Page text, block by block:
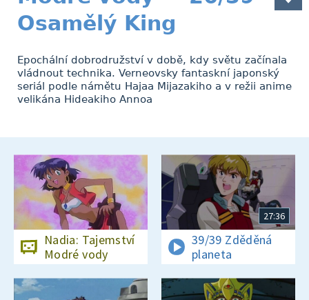
Osamělý King
Epochální dobrodružství v době, kdy světu začínala
vládnout technika. Verneovsky fantaskní japonský
seriál podle námětu Hajaa Mijazakiho a v režii anime
velikána Hideakiho Annoa
Nadia: Tajemství
Modré vody
27:36
39/39 Zděděná
planeta